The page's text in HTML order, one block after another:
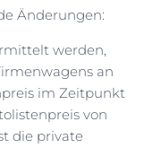
Änderungen:
werden,
an
im Zeitpunkt
von
die private